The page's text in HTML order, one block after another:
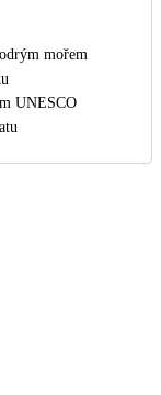
mořem
UNESCO